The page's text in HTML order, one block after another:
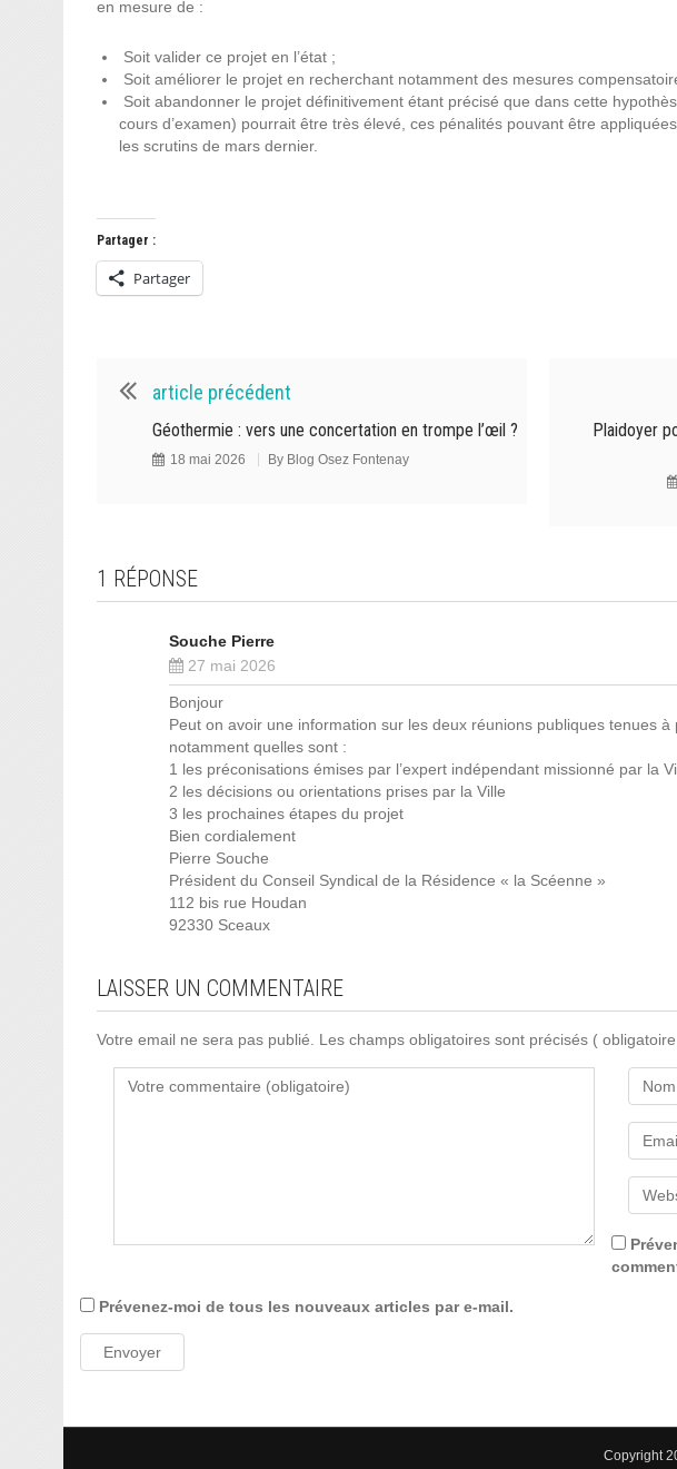
en mesure de :
⁠ ⁠Soit valider ce projet en l’état ;
⁠Soit améliorer le projet en recherchant notamment des mesures
⁠Soit abandonner le projet définitivement étant précisé que dans cette
cours d’examen) pourrait être très élevé, ces pénalités pouvant être
les scrutins de mars dernier.
Partager :
Partager
article précédent
Géothermie : vers une concertation en trompe l’œil ?
18 mai 2026 By Blog Osez Fontenay
Plaidoyer
1 RÉPONSE
Souche Pierre
27 mai 2026
Bonjour
Peut on avoir une information sur les deux réunions publiques tenues
notamment quelles sont :
1 les préconisations émises par l’expert indépendant missionné par la
2 les décisions ou orientations prises par la Ville
3 les prochaines étapes du projet
Bien cordialement
Pierre Souche
Président du Conseil Syndical de la Résidence « la Scéenne »
112 bis rue Houdan
92330 Sceaux
LAISSER UN COMMENTAIRE
Votre email ne sera pas publié. Les champs obligatoires sont précisés (
Prévenez-moi de tous les nouveaux articles par e-mail.
Copyright